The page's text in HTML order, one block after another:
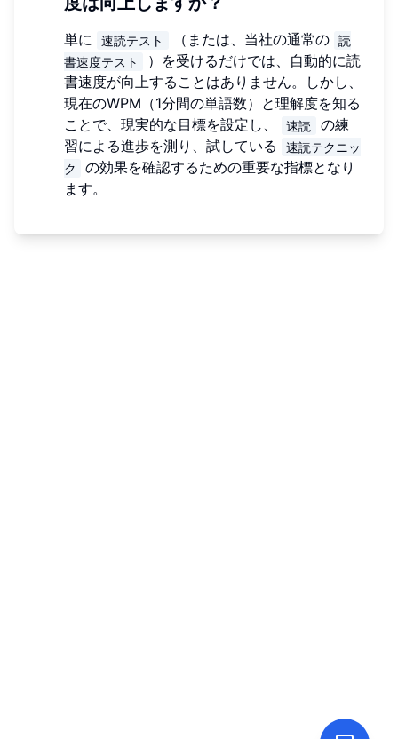
単に 速読テスト （または、当社の通常の
読
書速度テスト
）を受けるだけでは、自動的に読
書速度が向上することはありません。しかし、
現在のWPM（1分間の単語数）と理解度を知る
ことで、現実的な目標を設定し、
速読
の練
習による進歩を測り、試している
速読テクニッ
ク
の効果を確認するための重要な指標となり
ます。